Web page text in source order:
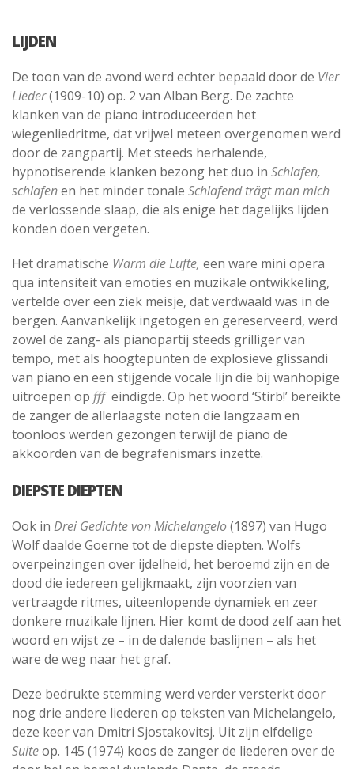
LIJDEN
De toon van de avond werd echter bepaald door de Vier
Lieder(1909-10) op. 2 van Alban Berg. De zachte
klanken van de piano introduceerden het
wiegenliedritme, dat vrijwel meteen overgenomen werd
door de zangpartij. Met steeds herhalende,
hypnotiserende klanken bezong het duo in Schlafen,
schlafenen het minder tonale Schlafend trägt man mich
de verlossende slaap, die als enige het dagelijks lijden
konden doen vergeten.
Het dramatische Warm die Lüfte, een ware mini opera
qua intensiteit van emoties en muzikale ontwikkeling,
vertelde over een ziek meisje, dat verdwaald was in de
bergen. Aanvankelijk ingetogen en gereserveerd, werd
zowel de zang- als pianopartij steeds grilliger van
tempo, met als hoogtepunten de explosieve glissandi
van piano en een stijgende vocale lijn die bij wanhopige
uitroepen op fff eindigde. Op het woord ‘Stirb!’ bereikte
de zanger de allerlaagste noten die langzaam en
toonloos werden gezongen terwijl de piano de
akkoorden van de begrafenismars inzette.
DIEPSTE DIEPTEN
Ook in Drei Gedichte von Michelangelo(1897) van Hugo
Wolf daalde Goerne tot de diepste diepten. Wolfs
overpeinzingen over ijdelheid, het beroemd zijn en de
dood die iedereen gelijkmaakt, zijn voorzien van
vertraagde ritmes, uiteenlopende dynamiek en zeer
donkere muzikale lijnen. Hier komt de dood zelf aan het
woord en wijst ze – in de dalende baslijnen – als het
ware de weg naar het graf.
Deze bedrukte stemming werd verder versterkt door
nog drie andere liederen op teksten van Michelangelo,
deze keer van Dmitri Sjostakovitsj. Uit zijn elfdelige
Suiteop. 145 (1974) koos de zanger de liederen over de